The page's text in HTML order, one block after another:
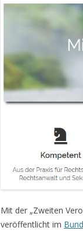
Mit der „Zweiten
veröffentlicht im